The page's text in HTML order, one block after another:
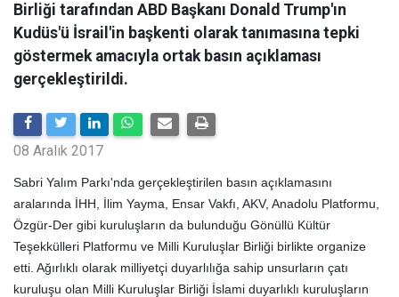
Birliği tarafından ABD Başkanı Donald Trump'ın
Kudüs'ü İsrail'in başkenti olarak tanımasına tepki
göstermek amacıyla ortak basın açıklaması
gerçekleştirildi.
08 Aralık 2017
Sabri Yalım Parkı'nda gerçekleştirilen basın açıklamasını
aralarında İHH, İlim Yayma, Ensar Vakfı, AKV, Anadolu Platformu,
Özgür-Der gibi kuruluşların da bulunduğu Gönüllü Kültür
Teşekkülleri Platformu ve Milli Kuruluşlar Birliği birlikte organize
etti. Ağırlıklı olarak milliyetçi duyarlılığa sahip unsurların çatı
kuruluşu olan Milli Kuruluşlar Birliği İslami duyarlıklı kuruluşların